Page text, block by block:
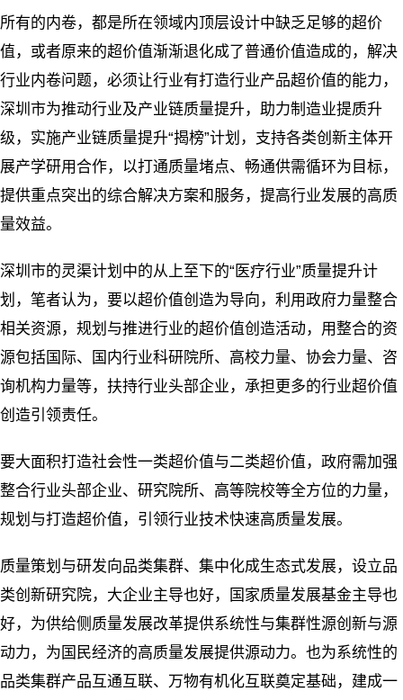
所有的内卷，都是所在领域内顶层设计中缺乏足够的超价
值，或者原来的超价值渐渐退化成了普通价值造成的，解决
行业内卷问题，必须让行业有打造行业产品超价值的能力，
深圳市为推动行业及产业链质量提升，助力制造业提质升
级，实施产业链质量提升“揭榜”计划，支持各类创新主体开
展产学研用合作，以打通质量堵点、畅通供需循环为目标，
提供重点突出的综合解决方案和服务，提高行业发展的高质
量效益。
深圳市的灵渠计划中的从上至下的“医疗行业”质量提升计
划，笔者认为，要以超价值创造为导向，利用政府力量整合
相关资源，规划与推进行业的超价值创造活动，用整合的资
源包括国际、国内行业科研院所、高校力量、协会力量、咨
询机构力量等，扶持行业头部企业，承担更多的行业超价值
创造引领责任。
要大面积打造社会性一类超价值与二类超价值，政府需加强
整合行业头部企业、研究院所、高等院校等全方位的力量，
规划与打造超价值，引领行业技术快速高质量发展。
质量策划与研发向品类集群、集中化成生态式发展，设立品
类创新研究院，大企业主导也好，国家质量发展基金主导也
好，为供给侧质量发展改革提供系统性与集群性源创新与源
动力，为国民经济的高质量发展提供源动力。也为系统性的
品类集群产品互通互联、万物有机化互联奠定基础，建成一